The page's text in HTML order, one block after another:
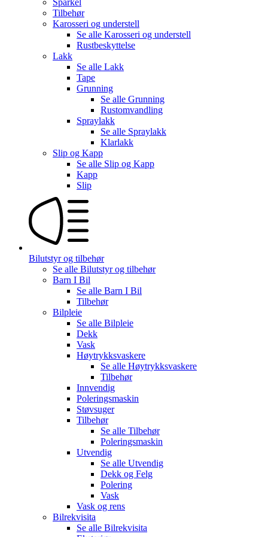
Tilbehør
Karosseri og understell
Se alle Karosseri og understell
Rustbeskyttelse
Lakk
Se alle Lakk
Tape
Grunning
Se alle Grunning
Rustomvandling
Spraylakk
Se alle Spraylakk
Klarlakk
Slip og Kapp
Se alle Slip og Kapp
Kapp
Slip
Bilutstyr og tilbehør
Se alle Bilutstyr og tilbehør
Barn I Bil
Se alle Barn I Bil
Tilbehør
Bilpleie
Se alle Bilpleie
Dekk
Vask
Høytrykksvaskere
Se alle Høytrykksvaskere
Tilbehør
Innvendig
Poleringsmaskin
Støvsuger
Tilbehør
Se alle Tilbehør
Poleringsmaskin
Utvendig
Se alle Utvendig
Dekk og Felg
Polering
Vask
Vask og rens
Bilrekvisita
Se alle Bilrekvisita